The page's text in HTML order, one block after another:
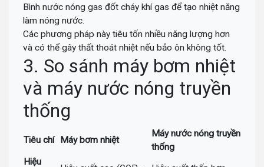
Bình nước nóng gas đốt cháy khí gas để tạo nhiệt năng
làm nóng nước.
Các phương pháp này tiêu tốn nhiều năng lượng hơn
và có thể gây thất thoát nhiệt nếu bảo ôn không tốt.
3. So sánh máy bơm nhiệt
và máy nước nóng truyền
thống
Tiêu chí Máy bơm nhiệt
Máy nước nóng truyền
thống
Hiệu